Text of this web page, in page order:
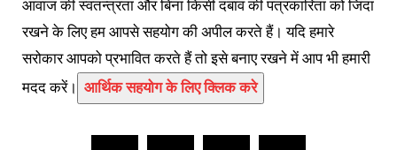
आवाज की स्वतन्त्रता और बिना किसी दबाव की पत्रकारिता को जिंदा
रखने के लिए हम आपसे सहयोग की अपील करते हैं। यदि हमारे
सरोकार आपको प्रभावित करते हैं तो इसे बनाए रखने में आप भी हमारी
मदद करें। आर्थिक सहयोग के लिए क्लिक करे